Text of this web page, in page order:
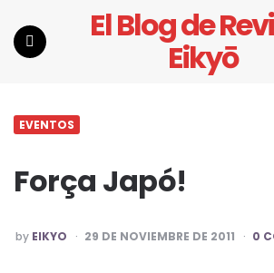
El Blog de
Eikyō
EVENTOS
Força Japó!
POSTED
BY
by EIKYO 29 DE NOVIEMBRE DE 2011 0